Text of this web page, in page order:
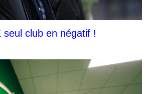
seul club en négatif !